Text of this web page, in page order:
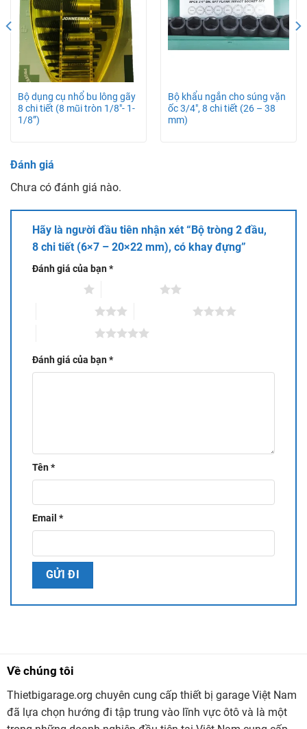
Cung cấp thiết bị sửa chữa ô tô – thiết bị rửa xe – thiết bị
làm lốp – thiết bị đăng kiểm xe nhập khẩu trực tiếp từ các
nước sản xuất thiết bị hàng đầu .Sản phẩm đa dạng –
chất lượng uy tín – giá thành hợp lí – phân phối toàn
quốc.
Xem thêm thiết bị khác tại đây:
Bộ dụng cụ nhổ bu lông gãy
8 chi tiết (8 mũi tròn 1/8″- 1-
1/8”)
Bộ khẩu ngắn cho súng vặn
ốc 3/4″, 8 chi tiết (26 – 38
mm)
Đánh giá
Chưa có đánh giá nào.
Hãy là người đầu tiên nhận xét “Bộ tròng 2 đầu,
8 chi tiết (6×7 – 20×22 mm), có khay đựng”
Đánh giá của bạn*
Đánh giá của bạn*
Tên*
Email *
Về chúng tôi
Thietbigarage.org chuyên cung cấp thiết bị garage Việt Nam
đã lựa chọn hướng đi tập trung vào lĩnh vực ôtô và là một